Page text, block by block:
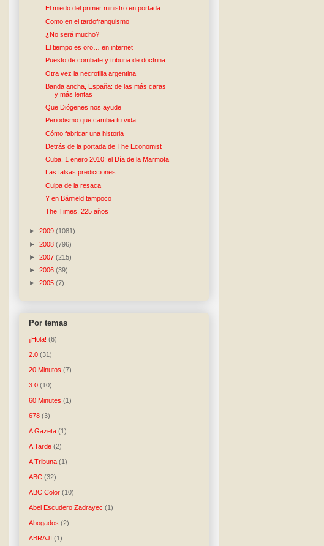
El miedo del primer ministro en portada
Como en el tardofranquismo
¿No será mucho?
El tiempo es oro… en internet
Puesto de combate y tribuna de doctrina
Otra vez la necrofilia argentina
Banda ancha, España: de las más caras
y más lentas
Que Diógenes nos ayude
Periodismo que cambia tu vida
Cómo fabricar una historia
Detrás de la portada de The Economist
Cuba, 1 enero 2010: el Día de la Marmota
Las falsas predicciones
Culpa de la resaca
Y en Bánfield tampoco
The Times, 225 años
► 2009 (1081)
► 2008 (796)
► 2007 (215)
► 2006 (39)
► 2005 (7)
Por temas
¡Hola! (6)
2.0 (31)
20 Minutos (7)
3.0 (10)
60 Minutes (1)
678 (3)
A Gazeta (1)
A Tarde (2)
A Tribuna (1)
ABC (32)
ABC Color (10)
Abel Escudero Zadrayec (1)
Abogados (2)
ABRAJI (1)